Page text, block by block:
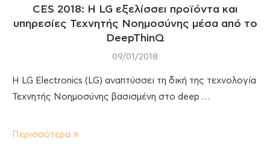
CES 2018: H LG εξελίσσει προϊόντα και
υπηρεσίες Τεχνητής Νοημοσύνης μέσα από το
DeepThinQ
09/01/2018
Η LG Electronics (LG) αναπτύσσει τη δική της τεχνολογία
Τεχνητής Νοημοσύνης βασισμένη στο deep …
Περισσότερα